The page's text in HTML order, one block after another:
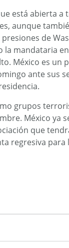
está abierta a
aunque
de
la mandataria
México es un
ante sus
grupos
México ya
que
regresiva para